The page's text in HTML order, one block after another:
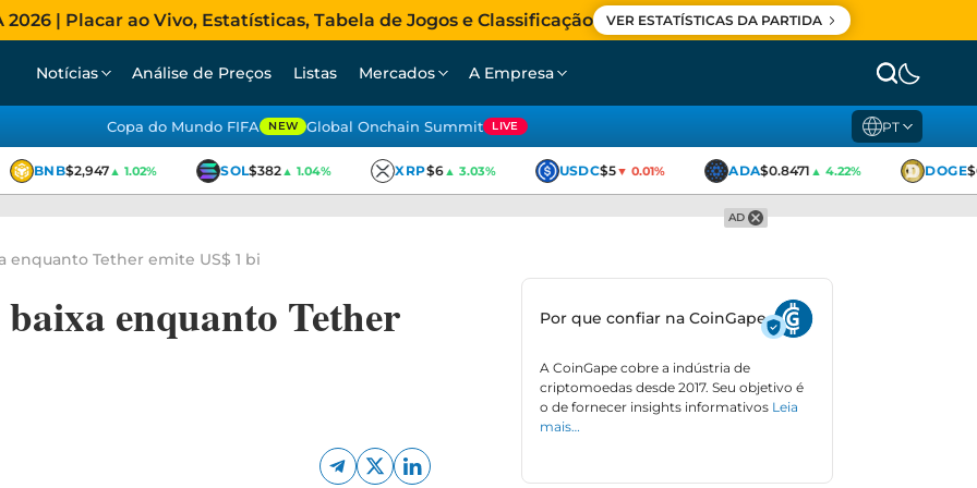
| Placar ao Vivo, Estatísticas, Tabela de Jogos e Classificação VER ESTATÍSTICAS DA PARTIDA
Notícias Análise de Preços Listas Mercados A Empresa
Copa do Mundo FIFA NEW Global Onchain Summit LIVE PT
BNB $2,947▲ 1.02% SOL$382▲ 1.04% XRP$6▲ 3.03% USDC$5▼ 0.01% ADA$0.8471▲ 4.22% DOGE
AD
enquanto Tether emite US$ 1 bi
enquanto Tether
Por que confiar na CoinGape
A CoinGape cobre a indústria de
criptomoedas desde 2017. Seu objetivo é
o de fornecer insights informativos Leia
mais…